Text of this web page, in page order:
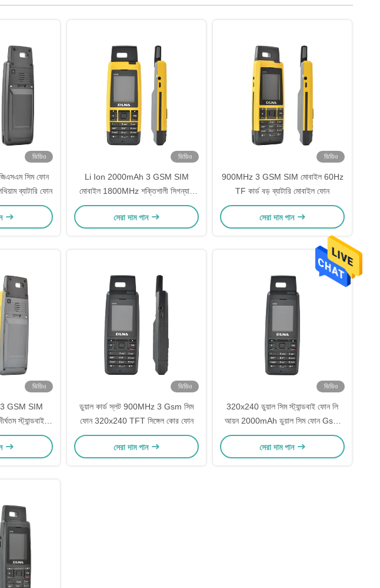
ভিডিও
সিম ফোন
ব্যাটারি ফোন
ভিডিও
Li Ion 2000mAh 3 GSM SIM
মোবাইল 1800MHz শক্তিশালী সিগন্যাল
রিসেপশন লিথিয়াম ব্যাটারি ফোন
সেরা দাম পান
ভিডিও
900MHz 3 GSM SIM মোবাইল 60Hz
TF কার্ড বড় ব্যাটারি মোবাইল ফোন
সেরা দাম পান
ভিডিও
GSM SIM
স্ট্যান্ডবাই
ফোন
ভিডিও
ডুয়াল কার্ড স্লট 900MHz 3 Gsm সিম
ফোন 320x240 TFT সিঙ্গেল কোর ফোন
সেরা দাম পান
ভিডিও
320x240 ডুয়াল সিম স্ট্যান্ডবাই ফোন লি
আয়ন 2000mAh ডুয়াল সিম ফোন Gsm
এবং Cdma
সেরা দাম পান